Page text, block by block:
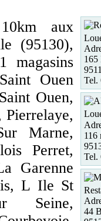
aux
(95130),
magasins
Ouen
Ouen,
Pierrelaye,
Marne,
Perret,
Garenne
L Ile St
Seine,
165
Tel.
116
Tel.
44